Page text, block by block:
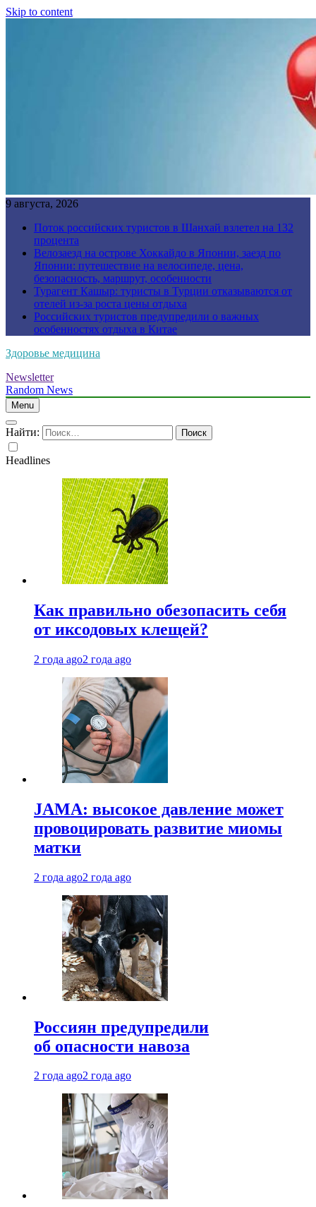
Skip to content
9 августа, 2026
Поток российских туристов в Шанхай взлетел на 132
процента
Велозаезд на острове Хоккайдо в Японии, заезд по
Японии: путешествие на велосипеде, цена,
безопасность, маршрут, особенности
Турагент Кашыр: туристы в Турции отказываются от
отелей из-за роста цены отдыха
Российских туристов предупредили о важных
особенностях отдыха в Китае
Здоровье медицина
Newsletter
Random News
Menu
Найти:
Headlines
Как правильно обезопасить себя
от иксодовых клещей?
2 года ago2 года ago
JAMA: высокое давление может
провоцировать развитие миомы
матки
2 года ago2 года ago
Россиян предупредили
об опасности навоза
2 года ago2 года ago